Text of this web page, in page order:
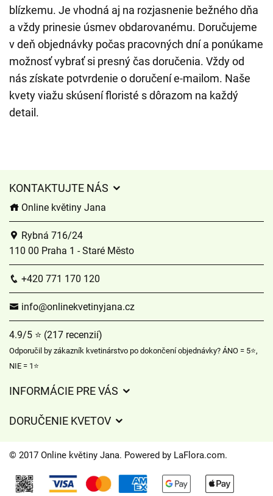
blízkemu. Je vhodná aj na rozjasnenie bežného dňa
a vždy prinesie úsmev obdarovanému. Doručujeme
v deň objednávky počas pracovných dní a ponúkame
možnosť vybrať si presný čas doručenia. Vždy od
nás získate potvrdenie o doručení e-mailom. Naše
kvety viažu skúsení floristé s dôrazom na každý
detail.
KONTAKTUJTE NÁS
Online květiny Jana
Rybná 716/24
110 00 Praha 1 - Staré Město
+420 771 170 120
info@onlinekvetinyjana.cz
4.9/5 ⭐ (217 recenzií)
Odporučil by zákazník kvetinárstvo po dokončení objednávky? ÁNO = 5⭐,
NIE = 1⭐
INFORMÁCIE PRE VÁS
DORUČENIE KVETOV
Súbory cookie
Kontaktujte nás
© 2017 Online květiny Jana. Powered by LaFlora.com.